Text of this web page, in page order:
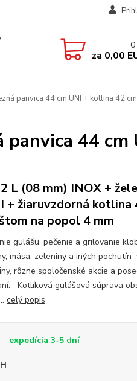
0
za 0,00
panvica 44 cm UNI + kotlina 42
44 cm
L (08 mm) INOX +
+ žiaruvzdorná kotlina
na popol 4 mm
gulášu, pečenie a grilovanie
mäsa, zeleniny a iných pochutín
rôzne spoločenské akcie a
Kotlíková gulášová súprava
celý popis
expedícia 3-5 dní